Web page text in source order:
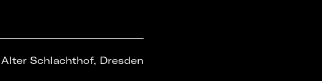
Alter Schlachthof, Dresden